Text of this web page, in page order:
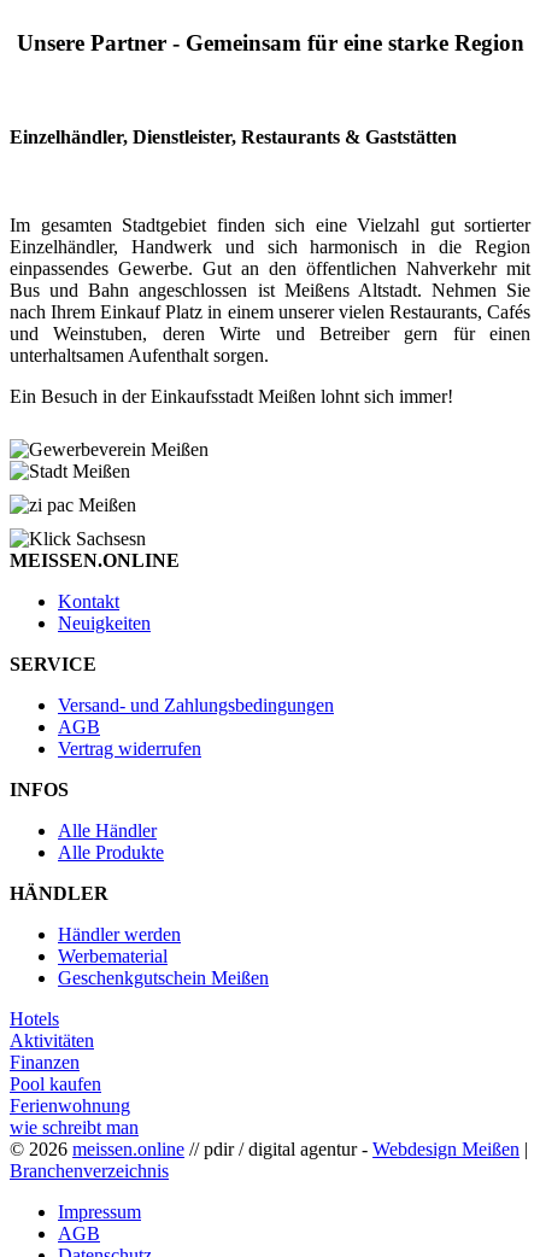
Unsere Partner - Gemeinsam für eine starke Region
Einzelhändler, Dienstleister, Restaurants & Gaststätten
Im gesamten Stadtgebiet finden sich eine Vielzahl gut sortierter
Einzelhändler, Handwerk und sich harmonisch in die Region
einpassendes Gewerbe. Gut an den öffentlichen Nahverkehr mit
Bus und Bahn angeschlossen ist Meißens Altstadt. Nehmen Sie
nach Ihrem Einkauf Platz in einem unserer vielen Restaurants, Cafés
und Weinstuben, deren Wirte und Betreiber gern für einen
unterhaltsamen Aufenthalt sorgen.
Ein Besuch in der Einkaufsstadt Meißen lohnt sich immer!
MEISSEN.ONLINE
Kontakt
Neuigkeiten
SERVICE
Versand- und Zahlungsbedingungen
AGB
Vertrag widerrufen
INFOS
Alle Händler
Alle Produkte
HÄNDLER
Händler werden
Werbematerial
Geschenkgutschein Meißen
Hotels
Aktivitäten
Finanzen
Pool kaufen
Ferienwohnung
wie schreibt man
© 2026 meissen.online // pdir / digital agentur - Webdesign Meißen |
Branchenverzeichnis
Impressum
AGB